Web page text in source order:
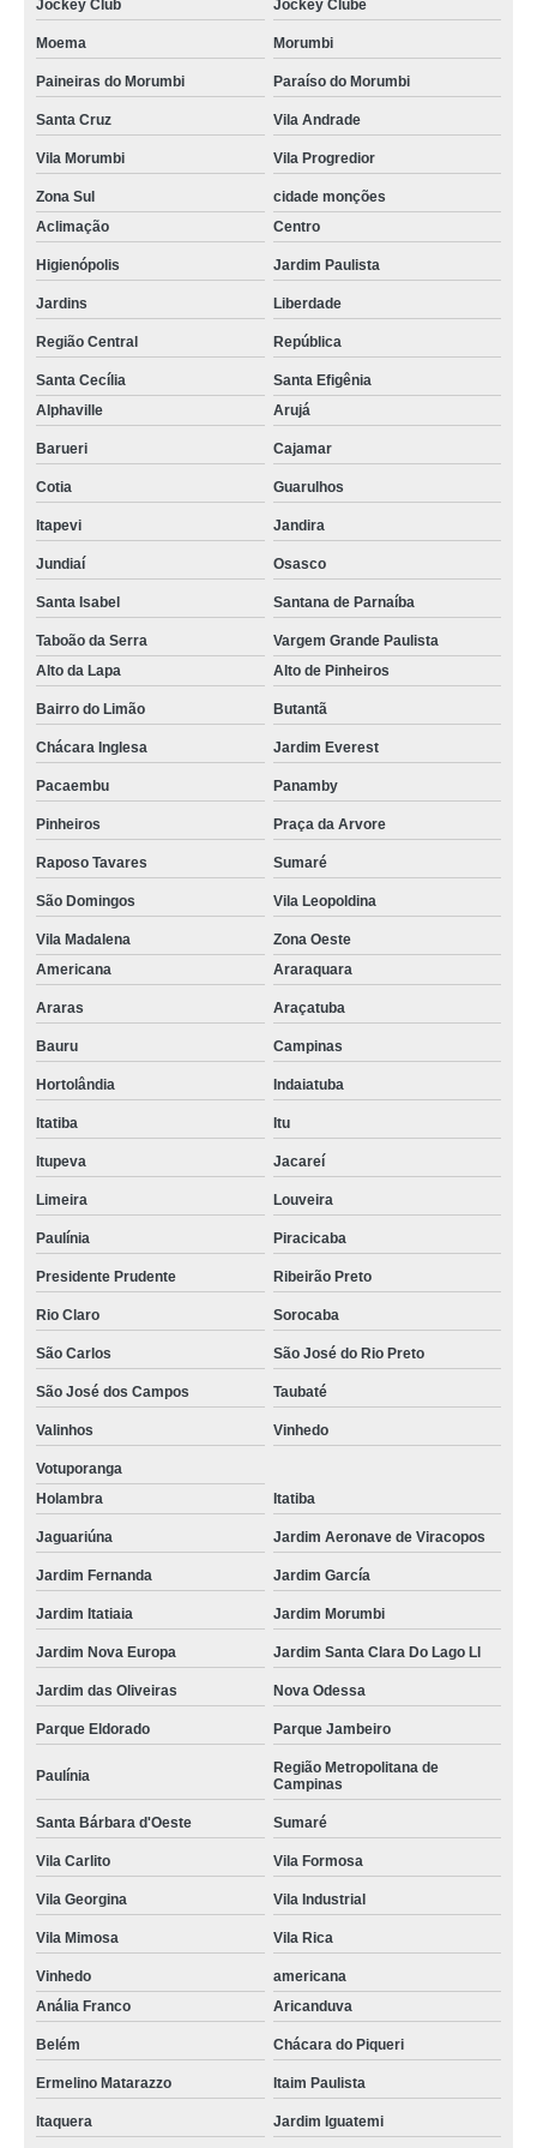
Jockey Club Jockey Clube
Moema Morumbi
Paineiras do Morumbi Paraíso do Morumbi
Santa Cruz Vila Andrade
Vila Morumbi Vila Progredior
Zona Sul
cidade monções
Aclimação
Centro
Higienópolis Jardim Paulista
Jardins Liberdade
Região Central República
Santa Cecília
Santa Efigênia
Alphaville
Arujá
Barueri Cajamar
Cotia Guarulhos
Itapevi Jandira
Jundiaí Osasco
Santa Isabel Santana de Parnaíba
Taboão da Serra
Vargem Grande Paulista
Alto da Lapa
Alto de Pinheiros
Bairro do Limão Butantã
Chácara Inglesa Jardim Everest
Pacaembu Panamby
Pinheiros Praça da Arvore
Raposo Tavares Sumaré
São Domingos Vila Leopoldina
Vila Madalena
Zona Oeste
Americana
Araraquara
Araras Araçatuba
Bauru Campinas
Hortolândia Indaiatuba
Itatiba Itu
Itupeva Jacareí
Limeira Louveira
Paulínia Piracicaba
Presidente Prudente Ribeirão Preto
Rio Claro Sorocaba
São Carlos São José do Rio Preto
São José dos Campos Taubaté
Valinhos Vinhedo
Votuporanga
Holambra
Itatiba
Jaguariúna Jardim Aeronave de Viracopos
Jardim Fernanda Jardim García
Jardim Itatiaia Jardim Morumbi
Jardim Nova Europa Jardim Santa Clara Do Lago Ll
Jardim das Oliveiras Nova Odessa
Parque Eldorado Parque Jambeiro
Paulínia
Região Metropolitana de
Campinas
Santa Bárbara d'Oeste Sumaré
Vila Carlito Vila Formosa
Vila Georgina Vila Industrial
Vila Mimosa Vila Rica
Vinhedo
americana
Anália Franco
Aricanduva
Belém Chácara do Piqueri
Ermelino Matarazzo Itaim Paulista
Itaquera Jardim Iguatemi